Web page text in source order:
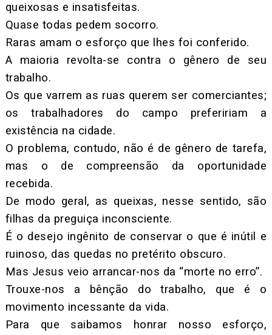
queixosas e insatisfeitas.
Quase todas pedem socorro.
Raras amam o esforço que lhes foi conferido.
A maioria revolta-se contra o gênero de seu
trabalho.
Os que varrem as ruas querem ser comerciantes;
os trabalhadores do campo prefeririam a
existência na cidade.
O problema, contudo, não é de gênero de tarefa,
mas o de compreensão da oportunidade
recebida.
De modo geral, as queixas, nesse sentido, são
filhas da preguiça inconsciente.
É o desejo ingênito de conservar o que é inútil e
ruinoso, das quedas no pretérito obscuro.
Mas Jesus veio arrancar-nos da “morte no erro”.
Trouxe-nos a bênção do trabalho, que é o
movimento incessante da vida.
Para que saibamos honrar nosso esforço,